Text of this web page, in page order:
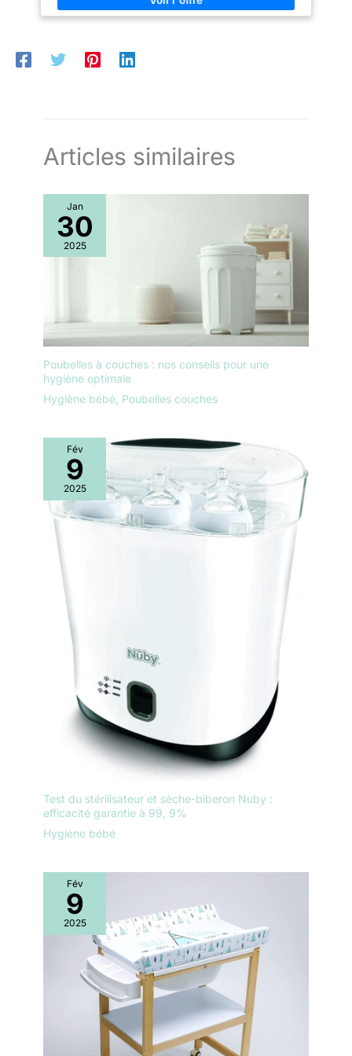
surveiller la température de l'eau en temps réel, assurant un
déplacements. BAIGNOIRE XXL: Grande baignoire adapté de la
Articles similaires
Jan
30
2025
Poubelles à couches : nos conseils pour une
hygiène optimale
Hygiène bébé Poubelles couches
Fév
9
2025
Test du stérilisateur et sèche-biberon Nuby :
efficacité garantie à 99, 9%
Hygiène bébé
Fév
9
2025